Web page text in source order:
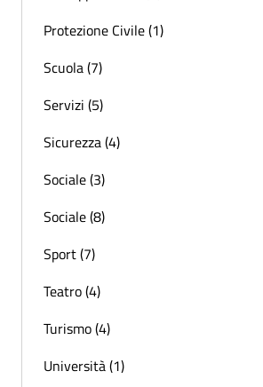
Protezione Civile (1)
Scuola (7)
Servizi (5)
Sicurezza (4)
Sociale (3)
Sociale (8)
Sport (7)
Teatro (4)
Turismo (4)
Università (1)